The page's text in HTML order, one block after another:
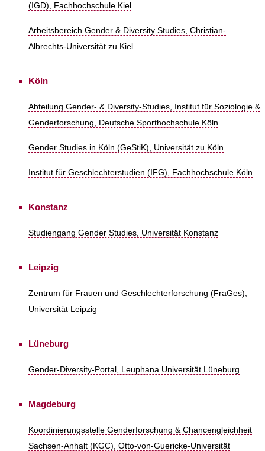
(IGD), Fachhochschule Kiel
Arbeitsbereich Gender & Diversity Studies, Christian-
Albrechts-Universität zu Kiel
Köln
Abteilung Gender- & Diversity-Studies, Institut für Soziologie &
Genderforschung, Deutsche Sporthochschule Köln
Gender Studies in Köln (GeStiK), Universität zu Köln
Institut für Geschlechterstudien (IFG), Fachhochschule Köln
Konstanz
Studiengang Gender Studies, Universität Konstanz
Leipzig
Zentrum für Frauen und Geschlechterforschung (FraGes),
Universität Leipzig
Lüneburg
Gender-Diversity-Portal, Leuphana Universität Lüneburg
Magdeburg
Koordinierungsstelle Genderforschung & Chancengleichheit
Sachsen-Anhalt (KGC), Otto-von-Guericke-Universität